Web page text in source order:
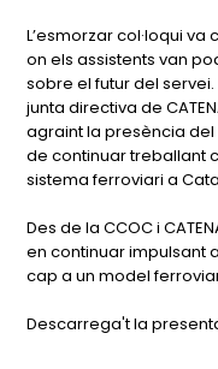
L’esmorzar col·loqui
on els assistents van
sobre el futur del
junta directiva de
agraint la presència
de continuar treballant
sistema ferroviari a
Des de la CCOC i
en continuar impulsant
cap a un model
Descarrega't la